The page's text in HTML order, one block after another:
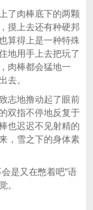
肉棒底下的两颗
摸上去还有种硬邦
算得上是一种特殊
地用手上去把玩了
肉棒都会猛地一
去。
志地撸动起了眼前
双指不停地反复于
也迟迟不见射精的
，雪之下的身体素
是又在憋着吧”语
。